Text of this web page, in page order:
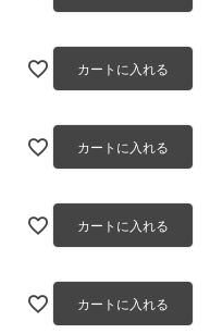
カートに入れる
カートに入れる
カートに入れる
カートに入れる